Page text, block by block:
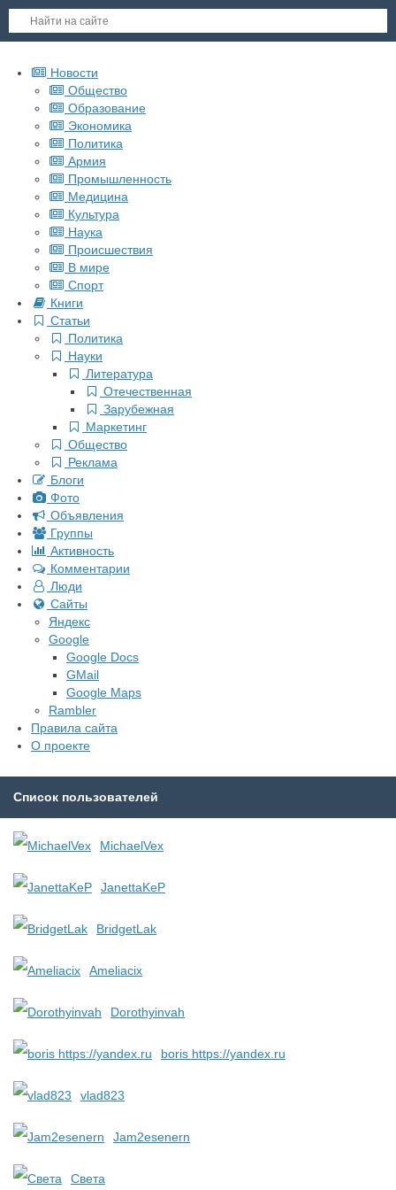
Новости
Общество
Образование
Экономика
Политика
Армия
Промышленность
Медицина
Культура
Наука
Происшествия
В мире
Спорт
Книги
Статьи
Политика
Науки
Литература
Отечественная
Зарубежная
Маркетинг
Общество
Реклама
Блоги
Фото
Объявления
Группы
Активность
Комментарии
Люди
Сайты
Яндекс
Google
Google Docs
GMail
Google Maps
Rambler
Правила сайта
О проекте
Список пользователей
MichaelVex
JanettaKeP
BridgetLak
Ameliacix
Dorothyinvah
boris https://yandex.ru
vlad823
Jam2esenern
Света